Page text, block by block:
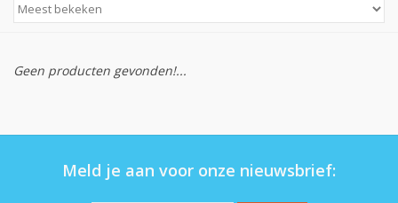
Nieuw
Prijs
Geen producten gevonden!...
Meld je aan voor onze nieuwsbrief: